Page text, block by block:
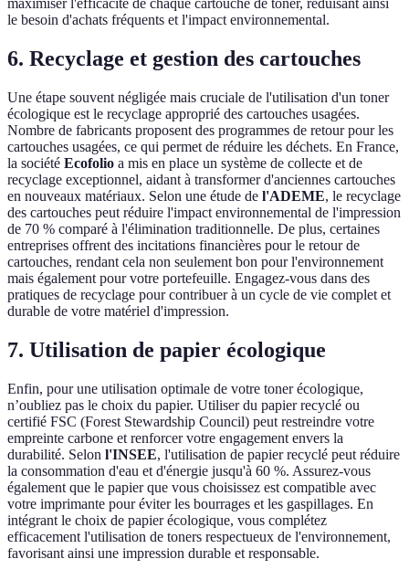
maximiser l'efficacité de chaque cartouche de toner, réduisant ainsi
le besoin d'achats fréquents et l'impact environnemental.
6. Recyclage et gestion des cartouches
Une étape souvent négligée mais cruciale de l'utilisation d'un toner
écologique est le recyclage approprié des cartouches usagées.
Nombre de fabricants proposent des programmes de retour pour les
cartouches usagées, ce qui permet de réduire les déchets. En France,
la société Ecofolio a mis en place un système de collecte et de
recyclage exceptionnel, aidant à transformer d'anciennes cartouches
en nouveaux matériaux. Selon une étude de l'ADEME, le recyclage
des cartouches peut réduire l'impact environnemental de l'impression
de 70 % comparé à l'élimination traditionnelle. De plus, certaines
entreprises offrent des incitations financières pour le retour de
cartouches, rendant cela non seulement bon pour l'environnement
mais également pour votre portefeuille. Engagez-vous dans des
pratiques de recyclage pour contribuer à un cycle de vie complet et
durable de votre matériel d'impression.
7. Utilisation de papier écologique
Enfin, pour une utilisation optimale de votre toner écologique,
n’oubliez pas le choix du papier. Utiliser du papier recyclé ou
certifié FSC (Forest Stewardship Council) peut restreindre votre
empreinte carbone et renforcer votre engagement envers la
durabilité. Selon l'INSEE, l'utilisation de papier recyclé peut réduire
la consommation d'eau et d'énergie jusqu'à 60 %. Assurez-vous
également que le papier que vous choisissez est compatible avec
votre imprimante pour éviter les bourrages et les gaspillages. En
intégrant le choix de papier écologique, vous complétez
efficacement l'utilisation de toners respectueux de l'environnement,
favorisant ainsi une impression durable et responsable.